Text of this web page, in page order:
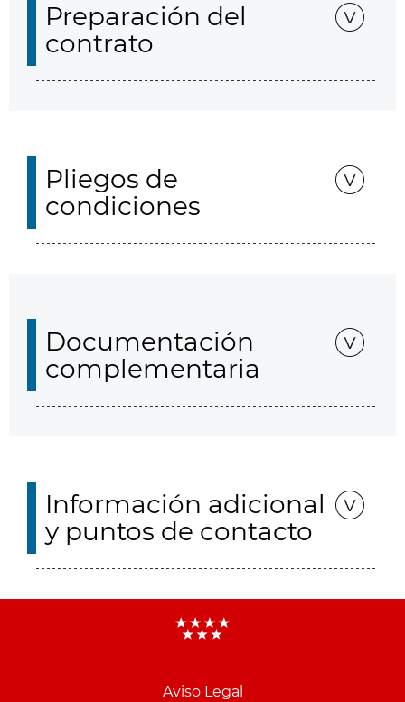
Preparación del
contrato
Pliegos de
condiciones
Documentación
complementaria
Información adicional
y puntos de contacto
Aviso Legal